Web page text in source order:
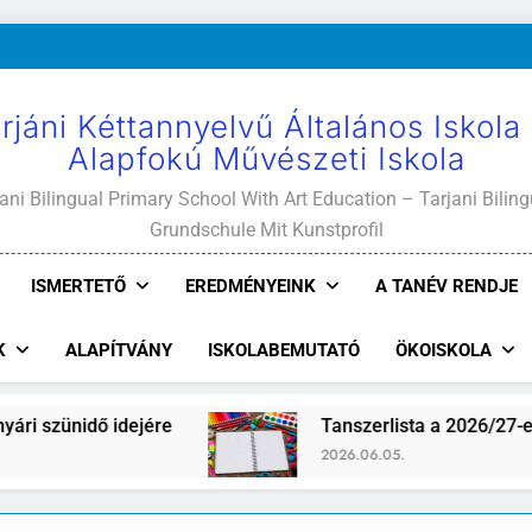
Kéttannyelvű Általános Iskola
Alapfokú Művészeti Iskola
Bilingual Primary School With Art Education – Tarjani
Grundschule Mit Kunstprofil
ISMERTETŐ EREDMÉNYEINK A TANÉV RENDJE
ALAPÍTVÁNY ISKOLABEMUTATÓ ÖKOISKOLA
szünidő idejére Tanszerlista a 2026/27-es
2026.06.05.